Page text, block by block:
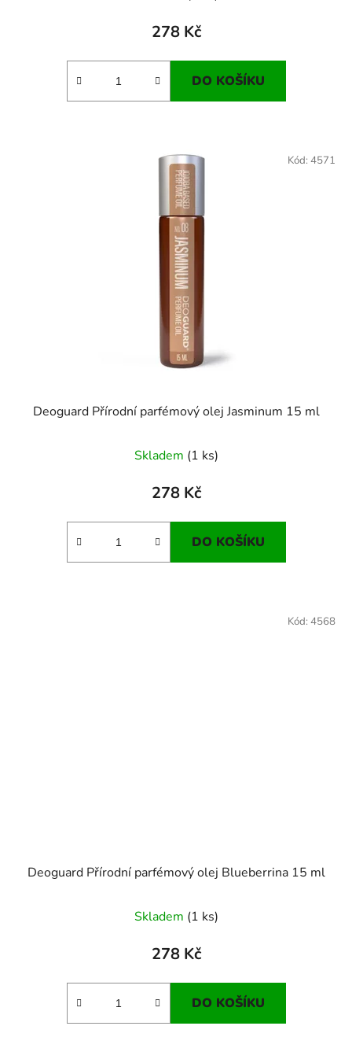
278 Kč
DO KOŠÍKU
Deoguard Přírodní parfémový olej Jasminum 15 ml
Skladem (1 ks)
278 Kč
DO KOŠÍKU
Kód: 4571
Deoguard Přírodní parfémový olej Blueberrina 15 ml
Skladem (1 ks)
278 Kč
DO KOŠÍKU
Kód: 4568